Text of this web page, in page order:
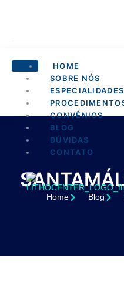
HOME
SOBRE NÓS
ESPECIALIDADES
CONVÊNIOS
BLOG
DÚVIDAS
CONTATO
Home Blog